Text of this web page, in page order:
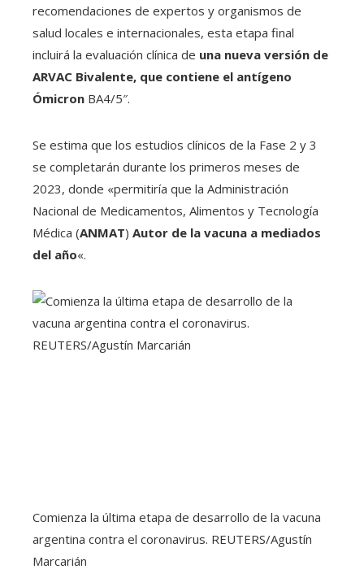
recomendaciones de expertos y organismos de
salud locales e internacionales, esta etapa final
incluirá la evaluación clínica de una nueva versión de
ARVAC Bivalente, que contiene el antígeno
Ómicron BA4/5″.
Se estima que los estudios clínicos de la Fase 2 y 3
se completarán durante los primeros meses de
2023, donde «permitiría que la Administración
Nacional de Medicamentos, Alimentos y Tecnología
Médica (ANMAT) Autor de la vacuna a mediados
del año«.
Comienza la última etapa de desarrollo de la vacuna
argentina contra el coronavirus. REUTERS/Agustín
Marcarián